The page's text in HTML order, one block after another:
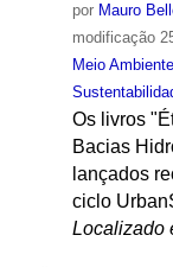
por Mauro
modificação
Meio Ambiente
Os livros
Bacias
lançados
ciclo
Localizado